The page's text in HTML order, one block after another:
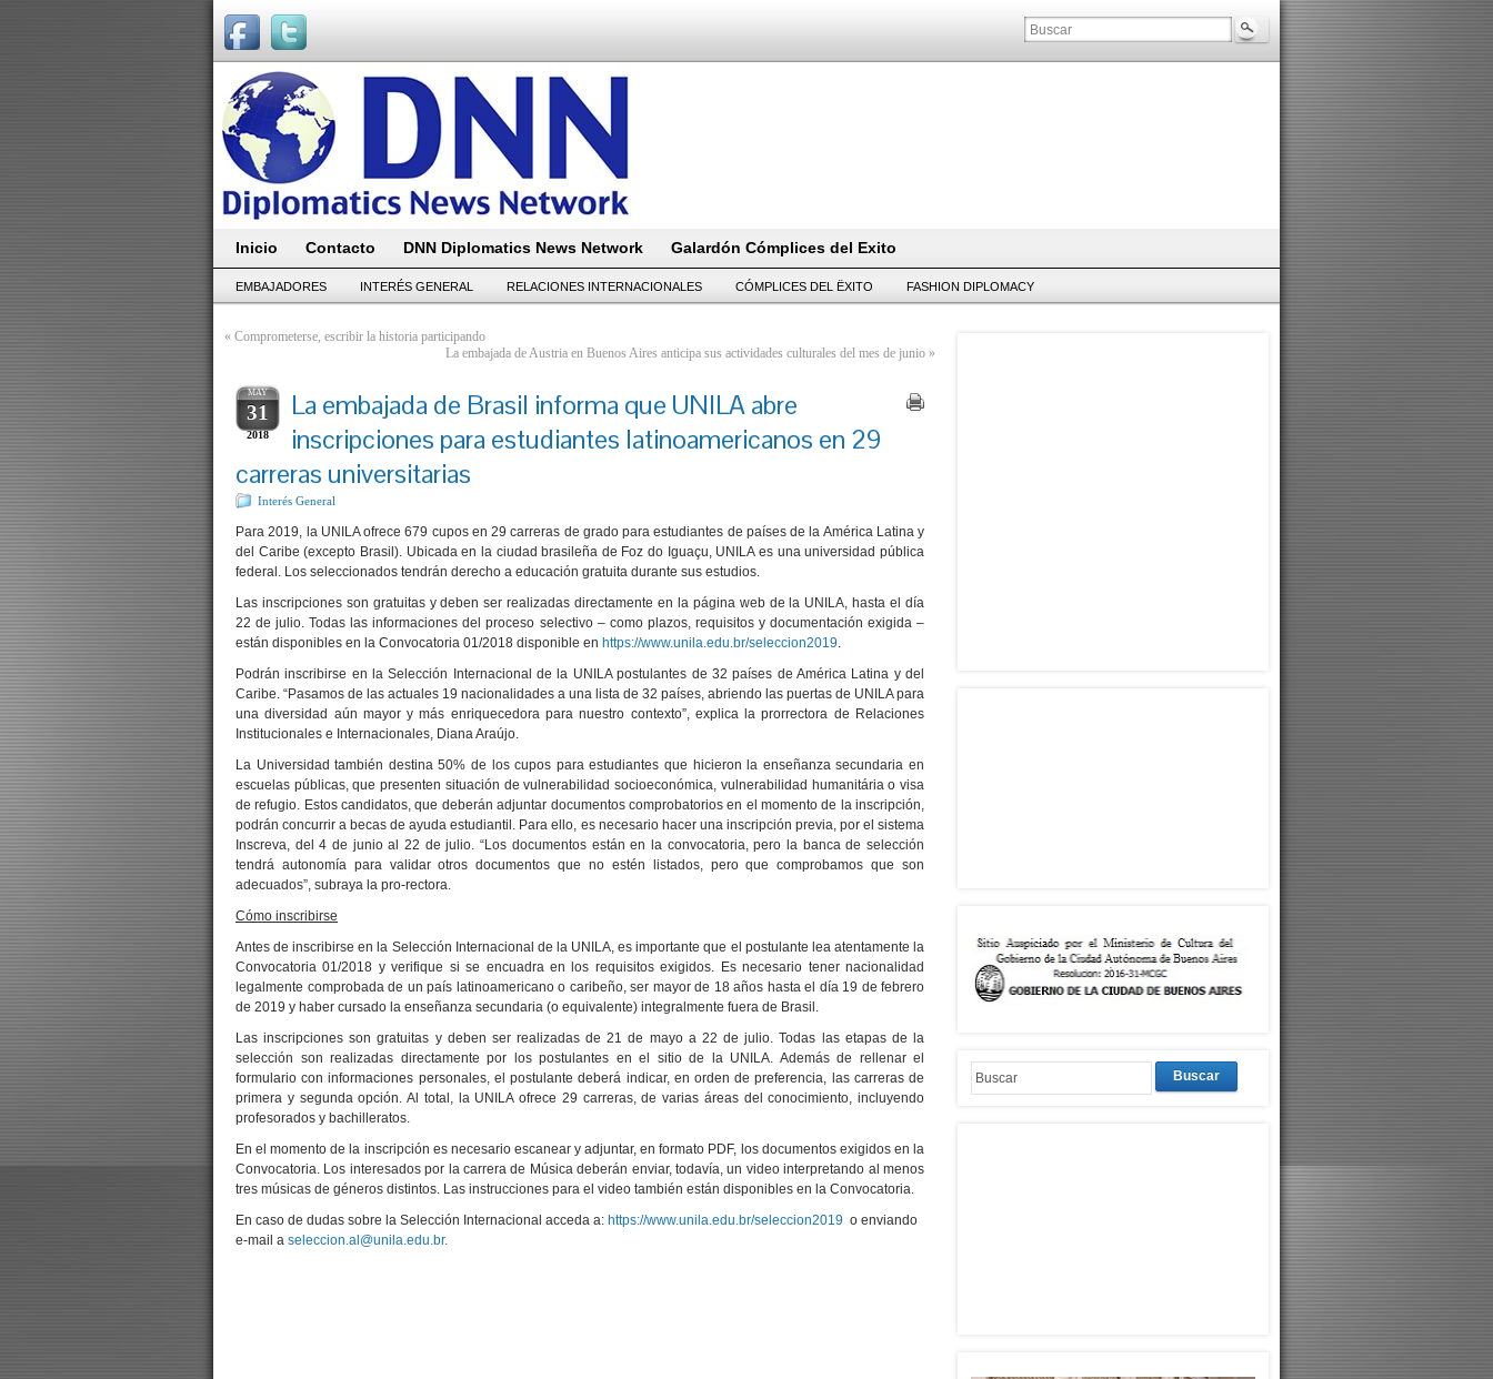
Inicio Contacto DNN Diplomatics News Network Galardón Cómplices del Exito
EMBAJADORES INTERÉS GENERAL RELACIONES INTERNACIONALES CÓMPLICES DEL ËXITO FASHION DIPLOMACY
« Comprometerse, escribir la historia participando
La embajada de Austria en Buenos Aires anticipa sus actividades culturales del mes de junio »
MAY
31
2018
La embajada de Brasil informa que UNILA abre
inscripciones para estudiantes latinoamericanos en 29
carreras universitarias
Interés General
Para 2019, la UNILA ofrece 679 cupos en 29 carreras de grado para estudiantes de países de la América Latina y
del Caribe (excepto Brasil). Ubicada en la ciudad brasileña de Foz do Iguaçu, UNILA es una universidad pública
federal. Los seleccionados tendrán derecho a educación gratuita durante sus estudios.
Las inscripciones son gratuitas y deben ser realizadas directamente en la página web de la UNILA, hasta el día
22 de julio. Todas las informaciones del proceso selectivo – como plazos, requisitos y documentación exigida –
están disponibles en la Convocatoria 01/2018 disponible en https://www.unila.edu.br/seleccion2019.
Podrán inscribirse en la Selección Internacional de la UNILA postulantes de 32 países de América Latina y del
Caribe. “Pasamos de las actuales 19 nacionalidades a una lista de 32 países, abriendo las puertas de UNILA para
una diversidad aún mayor y más enriquecedora para nuestro contexto”, explica la prorrectora de Relaciones
Institucionales e Internacionales, Diana Araújo.
La Universidad también destina 50% de los cupos para estudiantes que hicieron la enseñanza secundaria en
escuelas públicas, que presenten situación de vulnerabilidad socioeconómica, vulnerabilidad humanitária o visa
de refugio. Estos candidatos, que deberán adjuntar documentos comprobatorios en el momento de la inscripción,
podrán concurrir a becas de ayuda estudiantil. Para ello, es necesario hacer una inscripción previa, por el sistema
Inscreva, del 4 de junio al 22 de julio. “Los documentos están en la convocatoria, pero la banca de selección
tendrá autonomía para validar otros documentos que no estén listados, pero que comprobamos que son
adecuados”, subraya la pro-rectora.
Cómo inscribirse
Antes de inscribirse en la Selección Internacional de la UNILA, es importante que el postulante lea atentamente la
Convocatoria 01/2018 y verifique si se encuadra en los requisitos exigidos. Es necesario tener nacionalidad
legalmente comprobada de un país latinoamericano o caribeño, ser mayor de 18 años hasta el día 19 de febrero
de 2019 y haber cursado la enseñanza secundaria (o equivalente) integralmente fuera de Brasil.
Las inscripciones son gratuitas y deben ser realizadas de 21 de mayo a 22 de julio. Todas las etapas de la
selección son realizadas directamente por los postulantes en el sitio de la UNILA. Además de rellenar el
formulario con informaciones personales, el postulante deberá indicar, en orden de preferencia, las carreras de
primera y segunda opción. Al total, la UNILA ofrece 29 carreras, de varias áreas del conocimiento, incluyendo
profesorados y bachilleratos.
En el momento de la inscripción es necesario escanear y adjuntar, en formato PDF, los documentos exigidos en la
Convocatoria. Los interesados por la carrera de Música deberán enviar, todavía, un video interpretando al menos
tres músicas de géneros distintos. Las instrucciones para el video también están disponibles en la Convocatoria.
En caso de dudas sobre la Selección Internacional acceda a: https://www.unila.edu.br/seleccion2019 o enviando
e-mail a seleccion.al@unila.edu.br.
Buscar